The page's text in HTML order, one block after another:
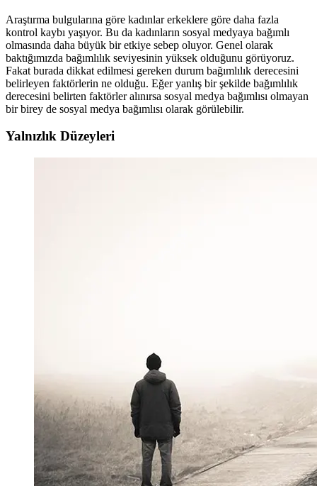
Araştırma bulgularına göre kadınlar erkeklere göre daha fazla
kontrol kaybı yaşıyor. Bu da kadınların sosyal medyaya bağımlı
olmasında daha büyük bir etkiye sebep oluyor. Genel olarak
baktığımızda bağımlılık seviyesinin yüksek olduğunu görüyoruz.
Fakat burada dikkat edilmesi gereken durum bağımlılık derecesini
belirleyen faktörlerin ne olduğu. Eğer yanlış bir şekilde bağımlılık
derecesini belirten faktörler alınırsa sosyal medya bağımlısı olmayan
bir birey de sosyal medya bağımlısı olarak görülebilir.
Yalnızlık Düzeyleri